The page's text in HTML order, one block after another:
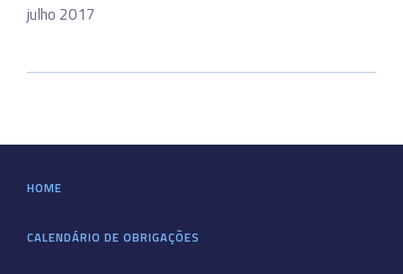
julho 2017
HOME
CALENDÁRIO DE OBRIGAÇÕES